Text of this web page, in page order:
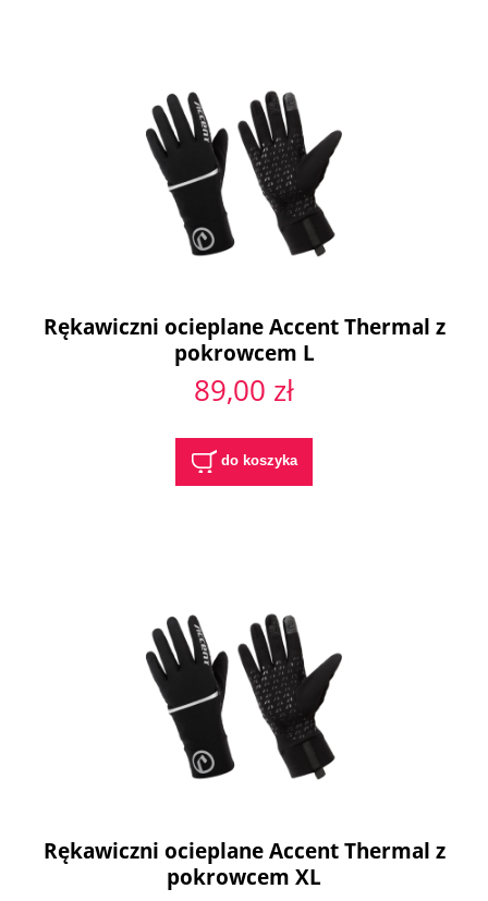
Rękawiczni ocieplane Accent Thermal z
pokrowcem L
89,00 zł
do koszyka
Rękawiczni ocieplane Accent Thermal z
pokrowcem XL